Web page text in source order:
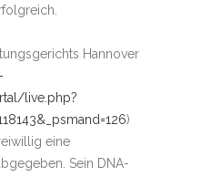
Hannover
live.php?
)
eine
Sein DNA-